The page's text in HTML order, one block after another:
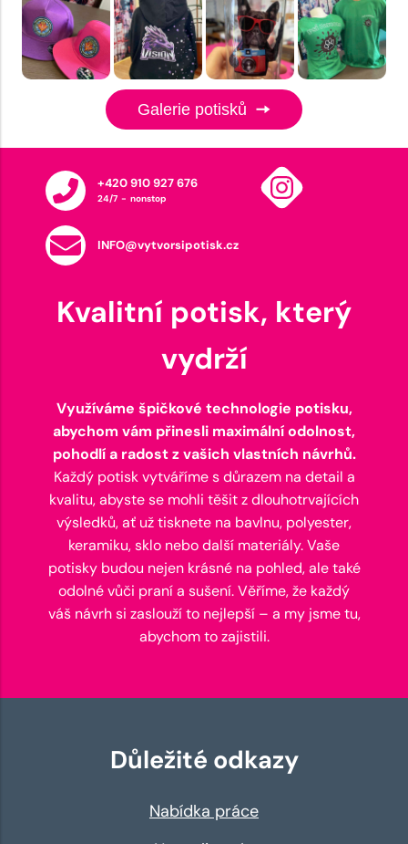
Galerie potisků
+420 910 927 676
24/7 - nonstop
INFO@vytvorsipotisk.cz
Kvalitní potisk, který
vydrží
Využíváme špičkové technologie potisku,
abychom vám přinesli maximální odolnost,
pohodlí a radost z vašich vlastních návrhů.
Každý potisk vytváříme s důrazem na detail a
kvalitu, abyste se mohli těšit z dlouhotrvajících
výsledků, ať už tisknete na bavlnu, polyester,
keramiku, sklo nebo další materiály. Vaše
potisky budou nejen krásné na pohled, ale také
odolné vůči praní a sušení. Věříme, že každý
váš návrh si zaslouží to nejlepší – a my jsme tu,
abychom to zajistili.
Důležité odkazy
Nabídka práce